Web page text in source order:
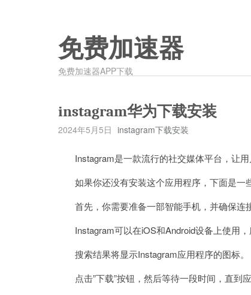
免费加速器
免费加速器APP下载
instagram华为下载安装
2024年5月5日 instagram下载安装
Instagram是一款流行的社交媒体平台，让用
如果你还没有安装这个应用程序，下面是一
首先，你需要准备一部智能手机，并确保连接
Instagram可以在iOS和Android设备上使用，
搜索结果将显示Instagram应用程序的图标。
点击”下载”按钮，然后等待一段时间，直到应